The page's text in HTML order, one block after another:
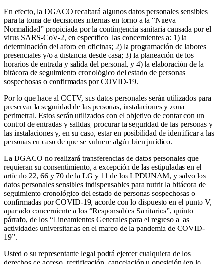
En efecto, la DGACO recabará algunos datos personales sensibles
para la toma de decisiones internas en torno a la “Nueva
Normalidad” propiciada por la contingencia sanitaria causada por el
virus SARS-CoV-2, en específico, las concernientes a: 1) la
determinación del aforo en oficinas; 2) la programación de labores
presenciales y/o a distancia desde casa; 3) la planeación de los
horarios de entrada y salida del personal, y 4) la elaboración de la
bitácora de seguimiento cronológico del estado de personas
sospechosas o confirmadas por COVID-19.
Por lo que hace al CCTV, sus datos personales serán utilizados para
preservar la seguridad de las personas, instalaciones y zona
perimetral. Estos serán utilizados con el objetivo de contar con un
control de entradas y salidas, procurar la seguridad de las personas y
las instalaciones y, en su caso, estar en posibilidad de identificar a las
personas en caso de que se vulnere algún bien jurídico.
La DGACO no realizará transferencias de datos personales que
requieran su consentimiento, a excepción de las estipuladas en el
artículo 22, 66 y 70 de la LG y 11 de los LPDUNAM, y salvo los
datos personales sensibles indispensables para nutrir la bitácora de
seguimiento cronológico del estado de personas sospechosas o
confirmadas por COVID-19, acorde con lo dispuesto en el punto V,
apartado concerniente a los “Responsables Sanitarios”, quinto
párrafo, de los “Lineamientos Generales para el regreso a las
actividades universitarias en el marco de la pandemia de COVID-
19”.
Usted o su representante legal podrá ejercer cualquiera de los